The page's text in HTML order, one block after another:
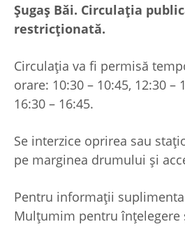
Șugaș Băi. Circulația
restricționată.
Circulația va fi permisă
orare: 10:30 – 10:45, 12:30 –
16:30 – 16:45.
Se interzice oprirea sau
pe marginea drumului și
Pentru informații
Mulțumim pentru înțelegere